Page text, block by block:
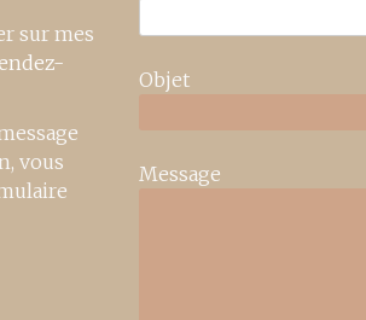
sur mes
vous
Objet
Message